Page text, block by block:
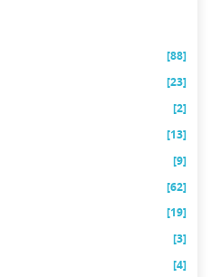
[88]
[23]
[2]
[13]
[9]
[62]
[19]
[3]
[4]